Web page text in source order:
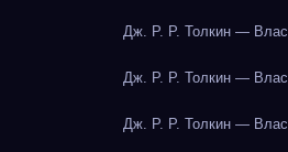
Дж. Р. Р. Толкин —
Дж. Р. Р. Толкин —
Дж. Р. Р. Толкин —